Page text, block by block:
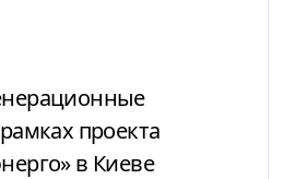
проекта
в Киеве